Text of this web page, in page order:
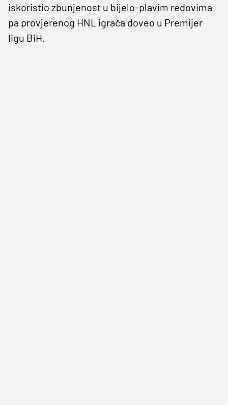
iskoristio zbunjenost u bijelo-plavim redovima
pa provjerenog HNL igrača doveo u Premijer
ligu BiH.